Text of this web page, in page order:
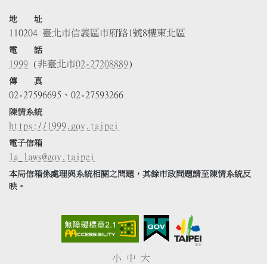
地 址
110204 臺北市信義區市府路1號8樓東北區
電 話
1999 (非臺北市02-27208889)
傳 真
02-27596695、02-27593266
陳情系統
https://1999.gov.taipei
電子信箱
la_laws@gov.taipei
本局信箱係處理與系統相關之問題，其餘市政問題請至陳情系統反
映。
小 中 大